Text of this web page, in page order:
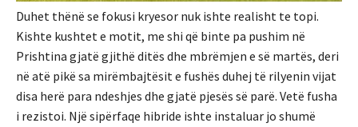
Duhet thënë se fokusi kryesor nuk ishte realisht te topi.
Kishte kushtet e motit, me shi që binte pa pushim në
Prishtina gjatë gjithë ditës dhe mbrëmjen e së martës, deri
në atë pikë sa mirëmbajtësit e fushës duhej të rilyenin vijat
disa herë para ndeshjes dhe gjatë pjesës së parë. Vetë fusha
i rezistoi. Një sipërfaqe hibride ishte instaluar jo shumë